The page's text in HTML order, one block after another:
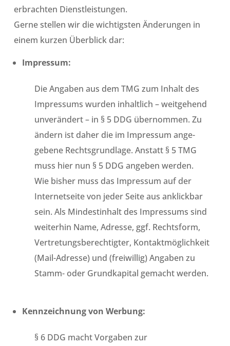
erbrachten Dienstleistungen.
Gerne stellen wir die wichtigsten Änderungen in
einem kurzen Überblick dar:
Impressum:
Die Angaben aus dem TMG zum Inhalt des
Impressums wurden inhaltlich – weitgehend
unverändert – in § 5 DDG übernommen. Zu
ändern ist daher die im Impressum ange-
gebene Rechtsgrundlage. Anstatt § 5 TMG
muss hier nun § 5 DDG angeben werden.
Wie bisher muss das Impressum auf der
Internetseite von jeder Seite aus anklickbar
sein. Als Mindestinhalt des Impressums sind
weiterhin Name, Adresse, ggf. Rechtsform,
Vertretungsberechtigter, Kontaktmöglichkeit
(Mail-Adresse) und (freiwillig) Angaben zu
Stamm- oder Grundkapital gemacht werden.
Kennzeichnung von Werbung:
§ 6 DDG macht Vorgaben zur